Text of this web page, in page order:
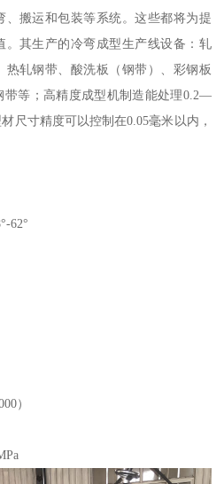
、搬运和包装等系统。这些都将为提
。其生产的冷弯成型生产线设备：轧
轧钢带、酸洗板（钢带）、彩钢板
带等；高精度成型机制造能处理0.2—
尺寸精度可以控制在0.05毫米以内，
62°
）